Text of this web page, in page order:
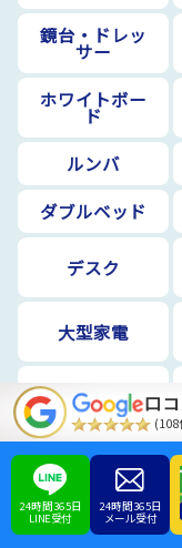
鏡台・ドレッ
サー
ホワイトボー
ド
ルンバ
ダブルベッド
デスク
大型家電
椅子
金庫
原付
口
(108
24時間365日
LINE受付
24時間365日
メール受付